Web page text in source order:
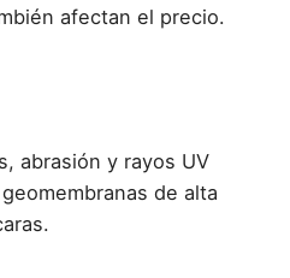
afectan el precio.
abrasión y rayos UV
de alta